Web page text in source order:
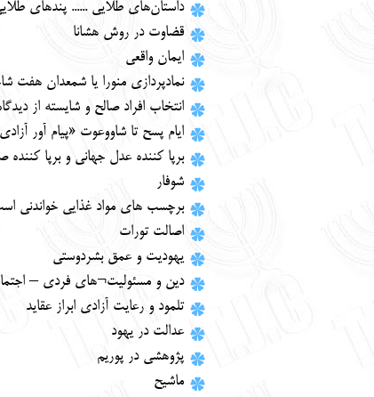
داستان‌های طلایی ...... پندهای
قضاوت در روش هشانا
ایمان واقعی
نمادپردازی منورا یا شمعدان هفت
انتخاب افراد صالح و شایسته از
ایام پسح تا شاووعوت «پیام آور
برپا کننده عدل جهانی و برپا کننده
شوفار
برچسب های مواد غذایی خواندنی
اصالت تورات
یهودیت و عمق بشردوستی
دین و مسئولیت¬های فردی –
تلمود و رعایت آزادی ابراز عقاید
عدالت در یهود
پژوهشی در پوریم
ماشیح